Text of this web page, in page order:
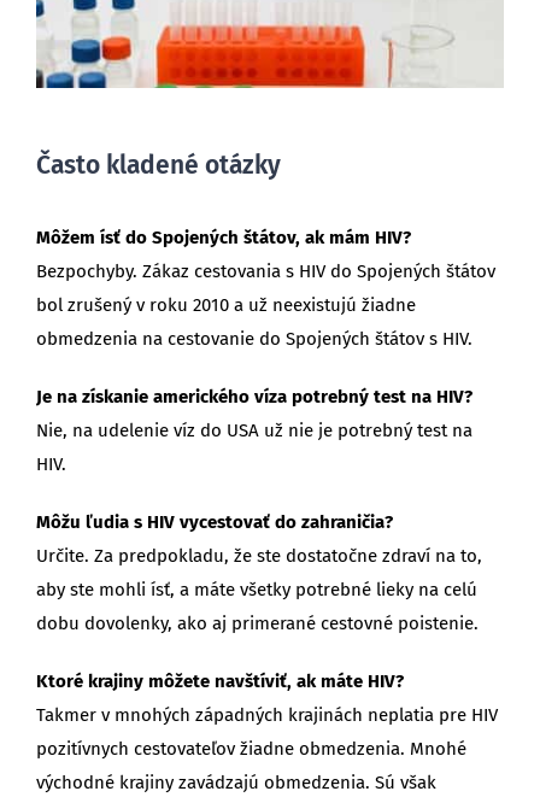
Často kladené otázky
Môžem ísť do Spojených štátov, ak mám HIV?
Bezpochyby. Zákaz cestovania s HIV do Spojených štátov
bol zrušený v roku 2010 a už neexistujú žiadne
obmedzenia na cestovanie do Spojených štátov s HIV.
Je na získanie amerického víza potrebný test na HIV?
Nie, na udelenie víz do USA už nie je potrebný test na
HIV.
Môžu ľudia s HIV vycestovať do zahraničia?
Určite. Za predpokladu, že ste dostatočne zdraví na to,
aby ste mohli ísť, a máte všetky potrebné lieky na celú
dobu dovolenky, ako aj primerané cestovné poistenie.
Ktoré krajiny môžete navštíviť, ak máte HIV?
Takmer v mnohých západných krajinách neplatia pre HIV
pozitívnych cestovateľov žiadne obmedzenia. Mnohé
východné krajiny zavádzajú obmedzenia. Sú však